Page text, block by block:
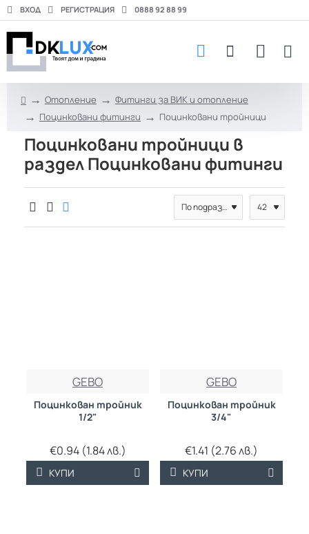
ВХОД РЕГИСТРАЦИЯ 0888 92 88 99
m
e
Отопление
Фитинги за ВИК и отопление
Поцинковани фитинги
Поцинковани тройници
Поцинковани тройници в
раздел Поцинковани фитинги
GEBO
Поцинкован тройник
1/2"
€0.94 (1.84 лв.)
КУПИ
GEBO
Поцинкован тройник
3/4"
€1.41 (2.76 лв.)
КУПИ